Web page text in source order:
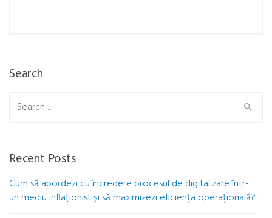
Search
Search
Recent Posts
Cum să abordezi cu încredere procesul de digitalizare într-
un mediu inflaționist și să maximizezi eficiența operațională?